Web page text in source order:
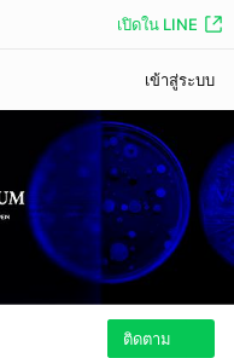
เปิดใน LINE
เข้าสู่ระบบ
ติดตาม